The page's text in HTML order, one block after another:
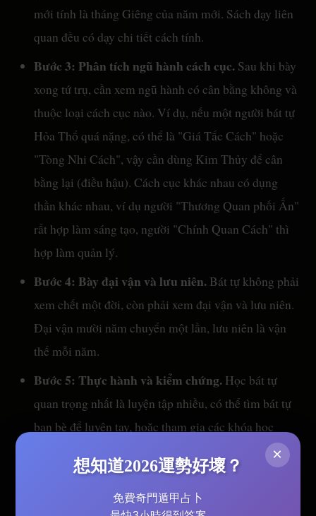
mới tính là tháng Giêng của năm mới. Sách dạy liên
quan đều có dạy chi tiết cách tính.
Bước 3: Phân tích ngũ hành cách cục. Sau khi bày
xong tứ trụ, cần xem ngũ hành có cân bằng không và
thuộc loại cách cục nào. Ví dụ, nếu một người bát tự
Hỏa Thổ quá nặng, có thể là "Giá Tắc Cách" hoặc
"Tòng Nhi Cách", vậy cần dùng Kim Thủy để cân
bằng lại (điều hậu). Cách cục khác nhau có dụng
thần khác nhau, ví dụ người "Thương Quan phối Ấn"
rất hợp làm sáng tạo, người "Chính Quan Cách" thì
hợp làm quản lý.
Bước 4: Bày đại vận và lưu niên. Bát tự không phải
xem chết một đời, còn phải xem đại vận và lưu niên.
Đại vận mười năm chuyển một lần, lưu niên là vận
thế mỗi năm.
Bước 5: Thực hành và kiểm chứng. Học bát tự
quan trọng nhất là luyện tập nhiều, có thể tìm bát tự
bạn bè để luyện tay, hoặc tham gia các khóa học
nghiệm, càng xem nhiều càng chuẩn.
×
想知道2026運勢好壞？
免費奇門遁甲占卜